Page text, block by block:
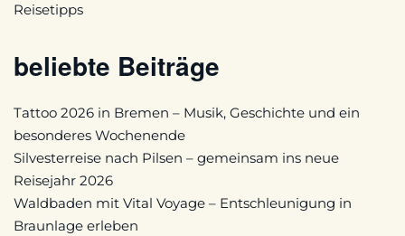
Reisetipps
beliebte Beiträge
Tattoo 2026 in Bremen – Musik, Geschichte und ein
besonderes Wochenende
Silvesterreise nach Pilsen – gemeinsam ins neue
Reisejahr 2026
Waldbaden mit Vital Voyage – Entschleunigung in
Braunlage erleben